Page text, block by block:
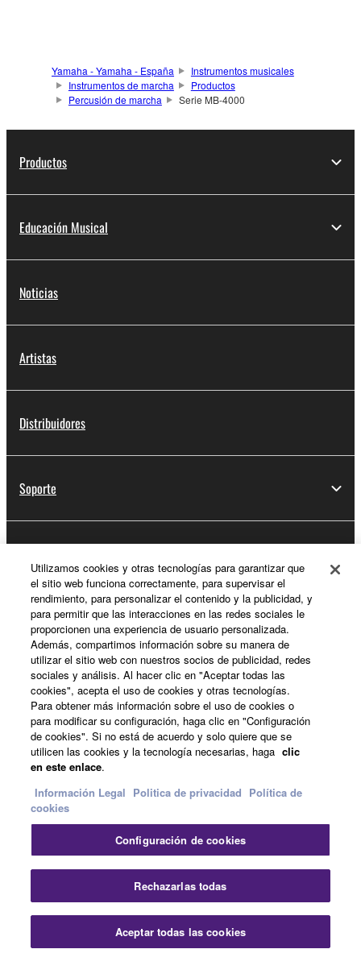
Yamaha - Yamaha - España
Instrumentos musicales
Instrumentos de marcha
Productos
Percusión de marcha
Serie MB-4000
Productos
Educación Musical
Noticias
Artistas
Distribuidores
Soporte
Acerca de Yamaha
España - Spanish
Empresa
Contacte con nosotrosTerminos de uso
Politica de privacidadPolítica de cookies
Información Legal
© Yamaha Corporation.
Utilizamos cookies y otras tecnologías para garantizar que
el sitio web funciona correctamente, para supervisar el
rendimiento, para personalizar el contenido y la publicidad, y
para permitir que las interacciones en las redes sociales le
proporcionen una experiencia de usuario personalizada.
Además, compartimos información sobre su manera de
utilizar el sitio web con nuestros socios de publicidad, redes
sociales y análisis. Al hacer clic en "Aceptar todas las
cookies", acepta el uso de cookies y otras tecnologías.
Para obtener más información sobre el uso de cookies o
para modificar su configuración, haga clic en "Configuración
de cookies". Si no está de acuerdo y solo quiere que se
utilicen las cookies y la tecnología necesarias, haga clic
en este enlace.
Información Legal Politica de privacidad Política de
cookies
Configuración de cookies
Rechazarlas todas
Aceptar todas las cookies